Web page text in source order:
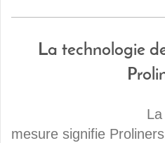
La technologie
mesure signifie Proliners